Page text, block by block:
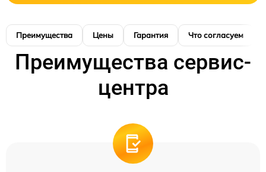
Преимущества Цены Гарантия Что согласуем
Преимущества сервис-
центра